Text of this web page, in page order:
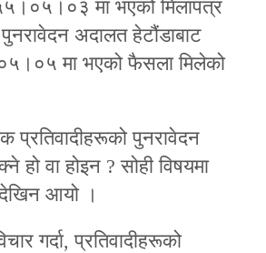
मा भएको मिलापत्र
अदालत हेटौंडाबाट
मा भएको फैसला मिलेको
प्रतिवादीहरूको पुनरावेदन
हो वा होइन ? सोही विषयमा
देखिन आयो ।
गर्दा, प्रतिवादीहरूको